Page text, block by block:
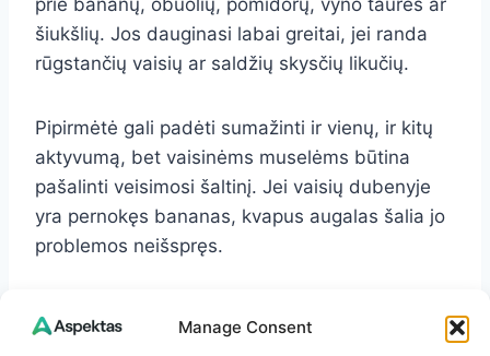
Manage Consent
prie bananų, obuolių, pomidorų, vyno taurės ar
šiukšlių. Jos dauginasi labai greitai, jei randa
rūgstančių vaisių ar saldžių skysčių likučių.
Pipirmėtė gali padėti sumažinti ir vienų, ir kitų
aktyvumą, bet vaisinėms muselėms būtina
pašalinti veisimosi šaltinį. Jei vaisių dubenyje
yra pernokęs bananas, kvapus augalas šalia jo
problemos neišspręs.
Natūralios priemonės nuo